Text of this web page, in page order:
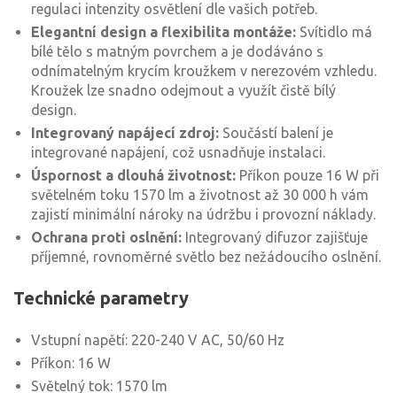
regulaci intenzity osvětlení dle vašich potřeb.
Elegantní design a flexibilita montáže: Svítidlo má
bílé tělo s matným povrchem a je dodáváno s
odnímatelným krycím kroužkem v nerezovém vzhledu.
Kroužek lze snadno odejmout a využít čistě bílý
design.
Integrovaný napájecí zdroj: Součástí balení je
integrované napájení, což usnadňuje instalaci.
Úspornost a dlouhá životnost: Příkon pouze 16 W při
světelném toku 1570 lm a životnost až 30 000 h vám
zajistí minimální nároky na údržbu i provozní náklady.
Ochrana proti oslnění: Integrovaný difuzor zajišťuje
příjemné, rovnoměrné světlo bez nežádoucího oslnění.
Technické parametry
Vstupní napětí: 220-240 V AC, 50/60 Hz
Příkon: 16 W
Světelný tok: 1570 lm